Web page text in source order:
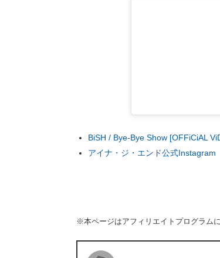
BiSH / Bye-Bye Show [OFFiCiAL
アイナ・ジ・エンド公式Instagram
※本ページはアフィリエイトプログラム